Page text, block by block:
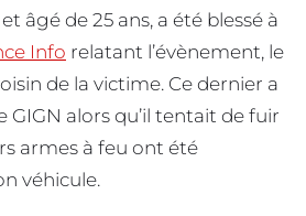
âgé de 25 ans, a été blessé à
Info relatant l’évènement, le
de la victime. Ce dernier a
GIGN alors qu’il tentait de fuir
armes à feu ont été
véhicule.